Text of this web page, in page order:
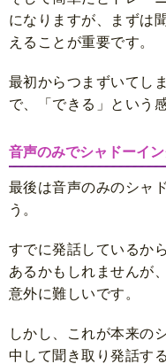
になりますが、まずは
えることが重要です。
最初からつまずいてし
で、「できる」という
音声のみでシャドーイ
最後は音声のみのシャ
う。
すでに発話しているか
あるかもしれませんが
意外に難しいです。
しかし、これが本来の
中して聞き取り発話す